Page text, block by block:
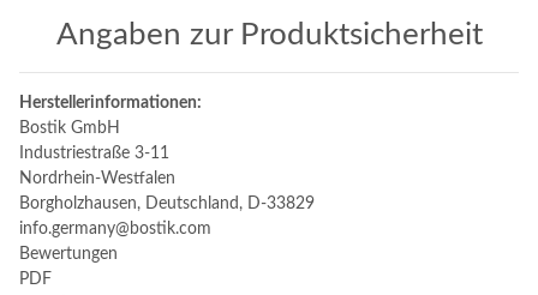
Angaben zur Produktsicherheit
Herstellerinformationen:
Bostik GmbH
Industriestraße 3-11
Nordrhein-Westfalen
Borgholzhausen, Deutschland, D-33829
info.germany@bostik.com
Bewertungen
PDF